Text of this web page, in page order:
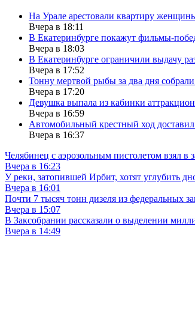
На Урале арестовали квартиру
Вчера в 18:11
В Екатеринбурге покажут фильмы-
Вчера в 18:03
В Екатеринбурге ограничили выдачу
Вчера в 17:52
Тонну мертвой рыбы за два дня
Вчера в 17:20
Девушка выпала из кабинки
Вчера в 16:59
Автомобильный крестный ход
Вчера в 16:37
Челябинец с аэрозольным пистолетом взял в
Вчера в 16:23
У реки, затопившей Ирбит, хотят углубить
Вчера в 16:01
Почти 7 тысяч тонн дизеля из федеральных
Вчера в 15:07
В Заксобрании рассказали о выделении
Вчера в 14:49